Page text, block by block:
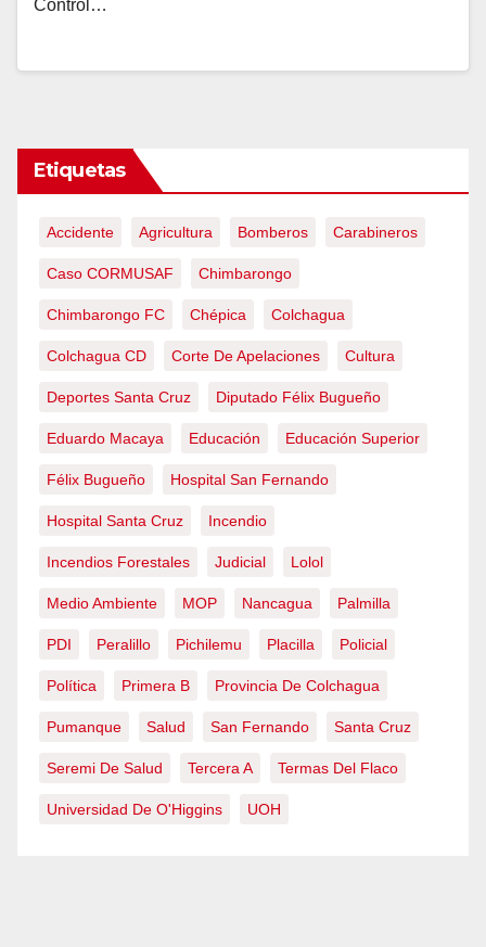
Control…
Etiquetas
Accidente Agricultura Bomberos Carabineros
Caso CORMUSAF Chimbarongo
Chimbarongo FC Chépica Colchagua
Colchagua CD Corte De Apelaciones Cultura
Deportes Santa Cruz Diputado Félix Bugueño
Eduardo Macaya Educación Educación Superior
Félix Bugueño Hospital San Fernando
Hospital Santa Cruz Incendio
Incendios Forestales Judicial Lolol
Medio Ambiente MOP Nancagua Palmilla
PDI Peralillo Pichilemu Placilla Policial
Política Primera B Provincia De Colchagua
Pumanque Salud San Fernando Santa Cruz
Seremi De Salud Tercera A Termas Del Flaco
Universidad De O'Higgins UOH